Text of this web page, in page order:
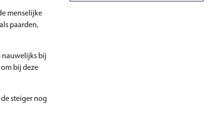
menselijke
paarden,
nauwelijks bij
bij deze
steiger nog